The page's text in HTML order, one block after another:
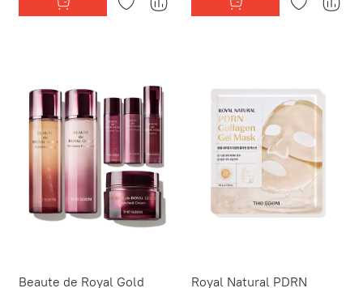
Beaute de Royal Gold
Royal Natural PDRN